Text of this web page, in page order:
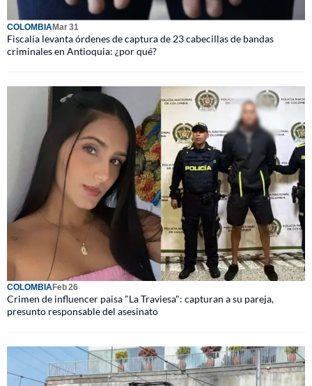
COLOMBIAMar 31
Fiscalía levanta órdenes de captura de 23 cabecillas de bandas
criminales en Antioquia: ¿por qué?
COLOMBIAFeb 26
Crimen de influencer paisa "La Traviesa": capturan a su pareja,
presunto responsable del asesinato